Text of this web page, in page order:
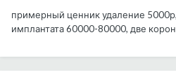
примерный ценник удаление
имплантата 60000-80000, две